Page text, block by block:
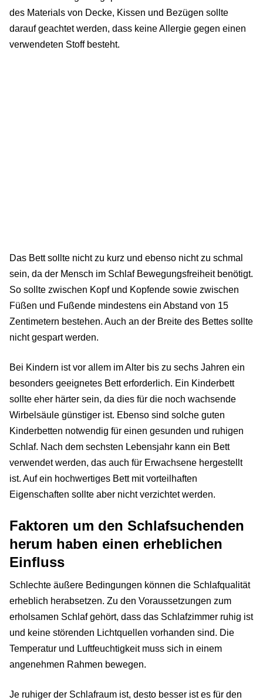
des Materials von Decke, Kissen und Bezügen sollte
darauf geachtet werden, dass keine Allergie gegen einen
verwendeten Stoff besteht.
Das Bett sollte nicht zu kurz und ebenso nicht zu schmal
sein, da der Mensch im Schlaf Bewegungsfreiheit benötigt.
So sollte zwischen Kopf und Kopfende sowie zwischen
Füßen und Fußende mindestens ein Abstand von 15
Zentimetern bestehen. Auch an der Breite des Bettes sollte
nicht gespart werden.
Bei Kindern ist vor allem im Alter bis zu sechs Jahren ein
besonders geeignetes Bett erforderlich. Ein Kinderbett
sollte eher härter sein, da dies für die noch wachsende
Wirbelsäule günstiger ist. Ebenso sind solche guten
Kinderbetten notwendig für einen gesunden und ruhigen
Schlaf. Nach dem sechsten Lebensjahr kann ein Bett
verwendet werden, das auch für Erwachsene hergestellt
ist. Auf ein hochwertiges Bett mit vorteilhaften
Eigenschaften sollte aber nicht verzichtet werden.
Faktoren um den Schlafsuchenden
herum haben einen erheblichen
Einfluss
Schlechte äußere Bedingungen können die Schlafqualität
erheblich herabsetzen. Zu den Voraussetzungen zum
erholsamen Schlaf gehört, dass das Schlafzimmer ruhig ist
und keine störenden Lichtquellen vorhanden sind. Die
Temperatur und Luftfeuchtigkeit muss sich in einem
angenehmen Rahmen bewegen.
Je ruhiger der Schlafraum ist, desto besser ist es für den